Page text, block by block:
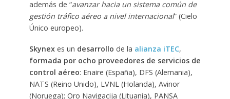
además de “avanzar hacia un sistema común de
gestión tráfico aéreo a nivel internacional” (Cielo
Único europeo).
Skynex es un desarrollo de la alianza iTEC,
formada por ocho proveedores de servicios de
control aéreo: Enaire (España), DFS (Alemania),
NATS (Reino Unido), LVNL (Holanda), Avinor
(Noruega); Oro Navigacija (Lituania), PANSA